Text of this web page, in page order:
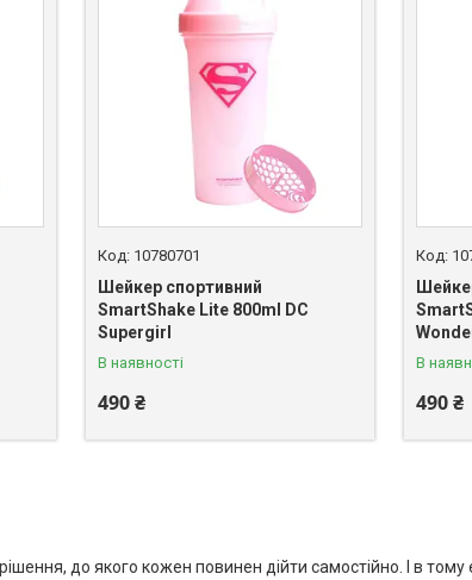
10780701
Шейкер спортивний
SmartShake Lite 800ml DC
Supergirl
В наявності
490 ₴
В
490 ₴
до якого кожен повинен дійти самостійно. І в